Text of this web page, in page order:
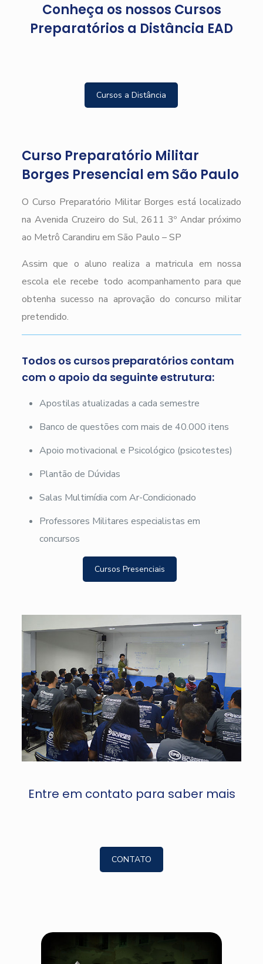
Conheça os nossos Cursos
Preparatórios a Distância EAD
Cursos a Distância
Curso Preparatório Militar
Borges Presencial em São Paulo
O Curso Preparatório Militar Borges está localizado
na Avenida Cruzeiro do Sul, 2611 3º Andar próximo
ao Metrô Carandiru em São Paulo – SP
Assim que o aluno realiza a matricula em nossa
escola ele recebe todo acompanhamento para que
obtenha sucesso na aprovação do concurso militar
pretendido.
Todos os cursos preparatórios contam
com o apoio da seguinte estrutura:
Apostilas atualizadas a cada semestre
Banco de questões com mais de 40.000 itens
Apoio motivacional e Psicológico (psicotestes)
Plantão de Dúvidas
Salas Multimídia com Ar-Condicionado
Professores Militares especialistas em
concursos
Cursos Presenciais
Entre em contato para saber mais
CONTATO